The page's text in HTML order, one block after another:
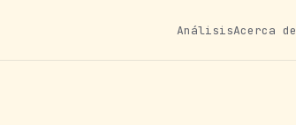
AnálisisAcerca de